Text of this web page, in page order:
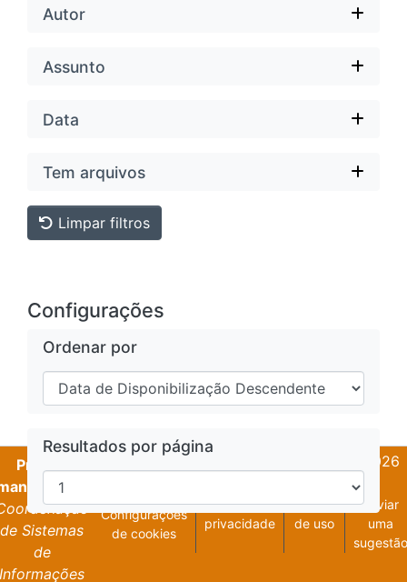
Autor
Assunto
Data
Tem arquivos
Limpar filtros
Configurações
Ordenar por
Resultados por página
Projeto
pela
de Sistemas
de
Informações
DSpace software
copyright © 2002-2026
Configurações
de cookies
Política de
privacidade
Termos
de uso
Enviar
uma
sugestão